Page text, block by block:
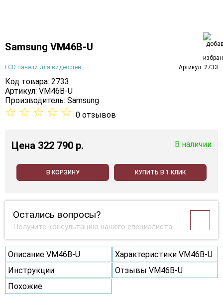
Samsung VM46B-U
LCD панели для видеостен Артикул: 2733
Код товара: 2733
Артикул: VM46B-U
Производитель: Samsung
☆ ☆ ☆ ☆ ☆ 0 отзывов
Цена 322 790 p. В наличии
В КОРЗИНУ КУПИТЬ В 1 КЛИК
Остались вопросы?
Получите консультацию нашего специалиста
Описание VM46B-U
Характеристики VM46B-U
Инструкции
Отзывы VM46B-U
Похожие